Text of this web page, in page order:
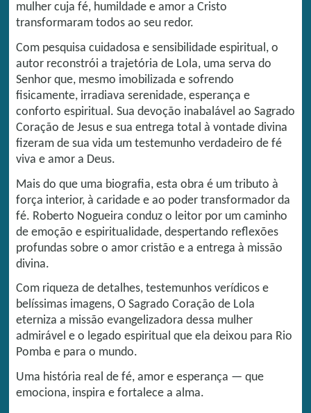
mulher cuja fé, humildade e amor a Cristo
transformaram todos ao seu redor.
Com pesquisa cuidadosa e sensibilidade espiritual, o
autor reconstrói a trajetória de Lola, uma serva do
Senhor que, mesmo imobilizada e sofrendo
fisicamente, irradiava serenidade, esperança e
conforto espiritual. Sua devoção inabalável ao Sagrado
Coração de Jesus e sua entrega total à vontade divina
fizeram de sua vida um testemunho verdadeiro de fé
viva e amor a Deus.
Mais do que uma biografia, esta obra é um tributo à
força interior, à caridade e ao poder transformador da
fé. Roberto Nogueira conduz o leitor por um caminho
de emoção e espiritualidade, despertando reflexões
profundas sobre o amor cristão e a entrega à missão
divina.
Com riqueza de detalhes, testemunhos verídicos e
belíssimas imagens, O Sagrado Coração de Lola
eterniza a missão evangelizadora dessa mulher
admirável e o legado espiritual que ela deixou para Rio
Pomba e para o mundo.
Uma história real de fé, amor e esperança — que
emociona, inspira e fortalece a alma.